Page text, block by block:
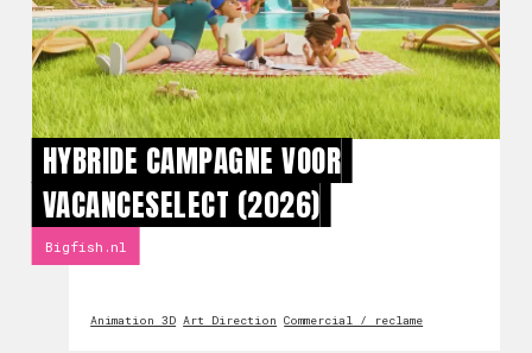
HYBRIDE CAMPAGNE VOOR
VACANCESELECT (2026)
Bigfish.nl
Animation 3D Art Direction Commercial / reclame